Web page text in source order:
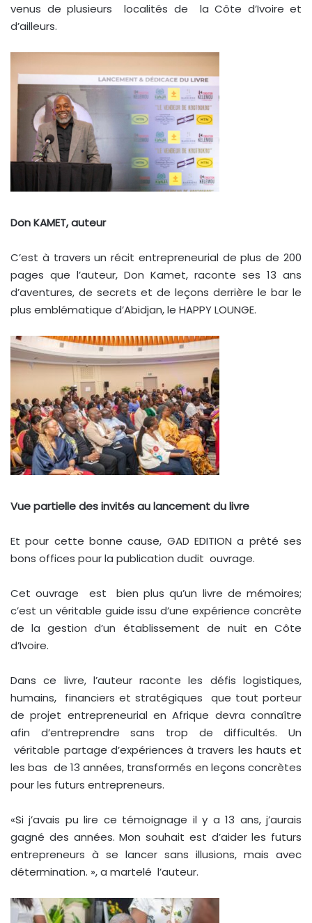
venus de plusieurs localités de la Côte d’Ivoire et
d’ailleurs.
Don KAMET, auteur
C’est à travers un récit entrepreneurial de plus de 200
pages que l’auteur, Don Kamet, raconte ses 13 ans
d’aventures, de secrets et de leçons derrière le bar le
plus emblématique d’Abidjan, le HAPPY LOUNGE.
Vue partielle des invités au lancement du livre
Et pour cette bonne cause, GAD EDITION a prêté ses
bons offices pour la publication dudit ouvrage.
Cet ouvrage est bien plus qu’un livre de mémoires;
c’est un véritable guide issu d’une expérience concrète
de la gestion d’un établissement de nuit en Côte
d’Ivoire.
Dans ce livre, l’auteur raconte les défis logistiques,
humains, financiers et stratégiques que tout porteur
de projet entrepreneurial en Afrique devra connaître
afin d’entreprendre sans trop de difficultés. Un
véritable partage d’expériences à travers les hauts et
les bas de 13 années, transformés en leçons concrètes
pour les futurs entrepreneurs.
«Si j’avais pu lire ce témoignage il y a 13 ans, j’aurais
gagné des années. Mon souhait est d’aider les futurs
entrepreneurs à se lancer sans illusions, mais avec
détermination. », a martelé l’auteur.